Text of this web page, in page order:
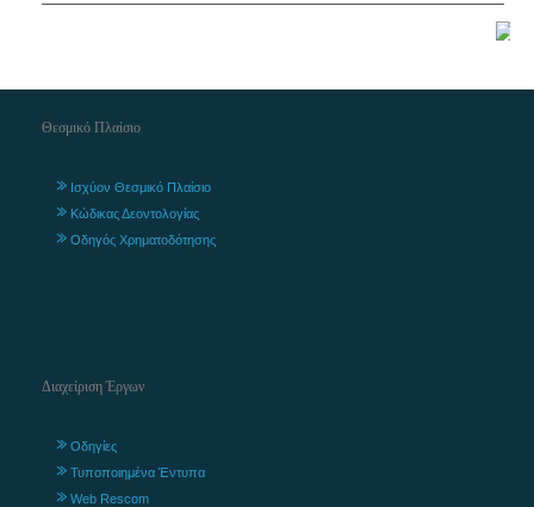
Θεσμικό Πλαίσιο
Ισχύον Θεσμικό Πλαίσιο
Κώδικας Δεοντολογίας
Οδηγός Χρηματοδότησης
Διαχείριση Έργων
Οδηγίες
Τυποποιημένα Έντυπα
Web Rescom